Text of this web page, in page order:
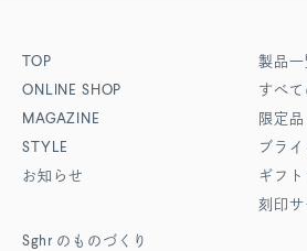
TOP
ONLINE SHOP
MAGAZINE
STYLE
お知らせ
Sghr のものづくり
製品一
すべ
限定品
ブライ
ギフト
刻印サ